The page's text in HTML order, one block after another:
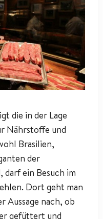
die in der Lage
Nährstoffe und
Brasilien,
der
ein Besuch im
Dort geht man
Aussage nach, ob
gefüttert und